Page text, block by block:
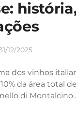
12/2025
dos vinhos
da área total
di